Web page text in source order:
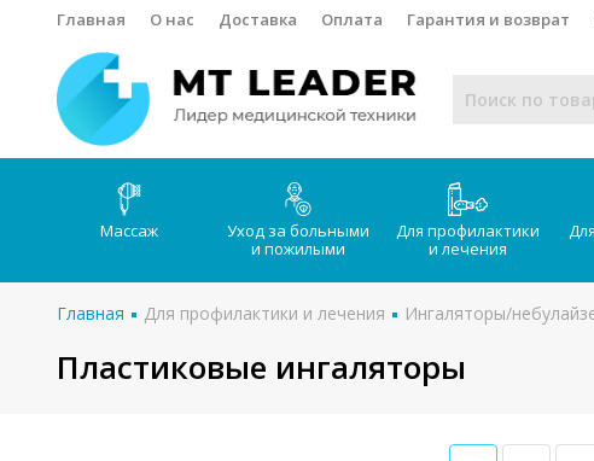
Главная О нас Доставка Оплата Гарантия и возврат
Массаж
Уход за больными
и пожилыми
Для профилактики
и лечения
Главная Для профилактики и лечения Ингаляторы/
Пластиковые ингаляторы